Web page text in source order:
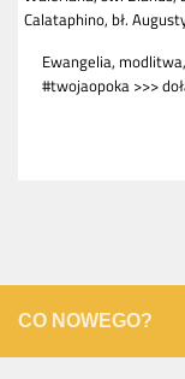
CO NOWEGO?